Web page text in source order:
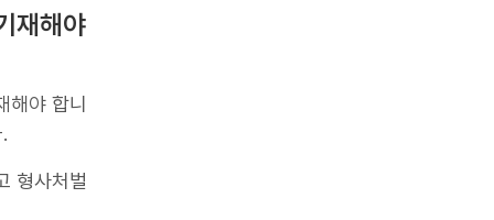
재해야
해야 합니
형사처벌